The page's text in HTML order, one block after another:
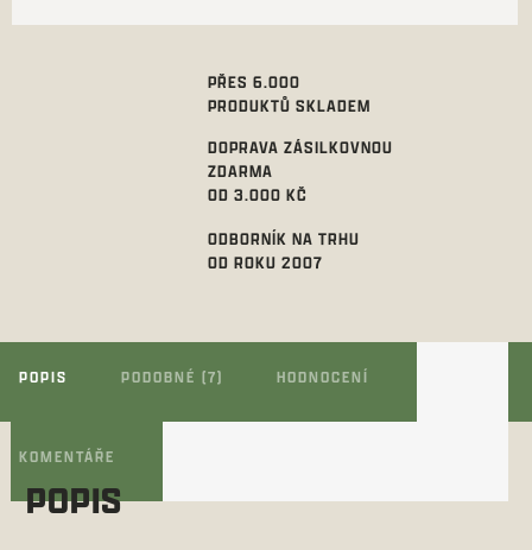
PŘES 6.000
PRODUKTŮ SKLADEM
DOPRAVA ZÁSILKOVNOU
ZDARMA
OD 3.000 KČ
ODBORNÍK NA TRHU
OD ROKU 2007
POPIS PODOBNÉ (7) HODNOCENÍ
KOMENTÁŘE
POPIS